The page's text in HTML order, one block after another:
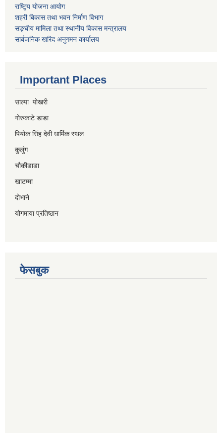
राष्टि्ृय योजना आयोग
शहरी बिकास तथा भवन निर्माण विभाग
सङ्घीय मामिला तथा स्थानीय विकास मन्त्रालय
सार्बजनिक खरिद अनुगमन कार्यालय
Important Places
साल्पा पोखरी
गोरुकाटे डाडा
पियोक सिंह देवी धार्मिक स्थल
कुलुंग
चौकीडाडा
खाटम्मा
दोभाने
योगमाया प्रतिष्ठान
फेसबुक